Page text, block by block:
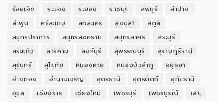
ร้อยเอ็ด
ระนอง ระยอง ราชบุรี ลพบุรี
ลำปาง
ลำพูน
ศรีสะเกษ สกลนคร สงขลา
สตูล
สมุทรปราการ
สมุทรสงคราม สมุทรสาคร
สระบุรี
สระแก้ว
สารคาม สิงห์บุรี สุพรรณบุรี
สุราษฎร์ธานี
สุรินทร์
สุโขทัย หนองคาย หนองบัวลำภู
อยุธยา
อ่างทอง
อำนาจเจริญ อุดรธานี อุตรดิตถ์
อุทัยธานี
อุบล
เชียงราย เชียงใหม่ เพชรบุรี เพชรบูรณ์
เลย